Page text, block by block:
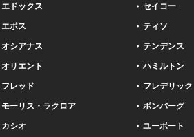
エドックス
エポス
オシアナス
オリエント
フレッド
モーリス・ラクロア
カシオ
セイコー
ティソ
テンデンス
ハミルトン
フレデリッ
ボンバーグ
ユーボート